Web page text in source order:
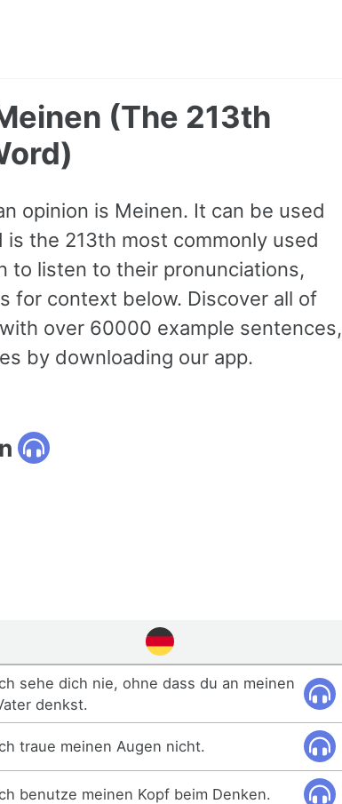
(The 213th
opinion is Meinen. It can be used
the 213th most commonly used
to listen to their pronunciations,
for context below. Discover all of
over 60000 example sentences,
by downloading our app.
sehe dich nie, ohne dass du an meinen
denkst.
traue meinen Augen nicht.
benutze meinen Kopf beim Denken.